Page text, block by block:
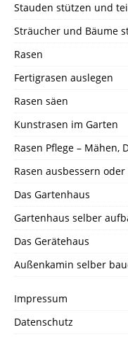
Stauden stützen und
Sträucher und Bäume
Rasen
Fertigrasen auslegen
Rasen säen
Kunstrasen im Garten
Rasen Pflege – Mähen,
Rasen ausbessern
Das Gartenhaus
Gartenhaus selber
Das Gerätehaus
Außenkamin selber
Impressum
Datenschutz